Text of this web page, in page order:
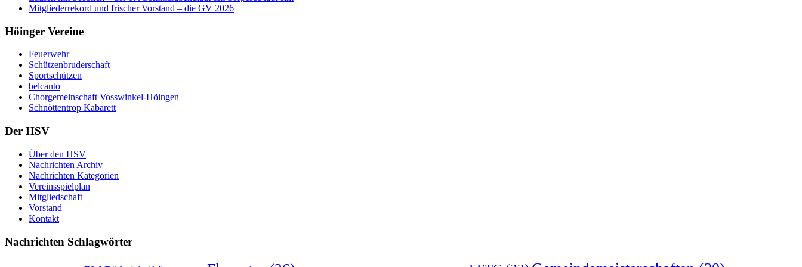
Mitgliederrekord und frischer Vorstand – die GV 2026
Höinger Vereine
Feuerwehr
Schützenbruderschaft
Sportschützen
belcanto
Chorgemeinschaft Vosswinkel-Höingen
Schnöttentrop Kabarett
Der HSV
Über den HSV
Nachrichten Archiv
Nachrichten Kategorien
Vereinsspielplan
Mitgliedschaft
Vorstand
Kontakt
Nachrichten Schlagwörter